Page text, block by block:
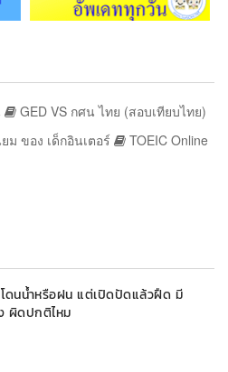
GED VS กศน ไทย (สอบเทียบไทย)
ม ของ เด็กอินเตอร์
TOEIC Online
ดนน้ำหรือฝน แต่เปิดปัดแล้วฝืด มี
ผิดปกติไหม